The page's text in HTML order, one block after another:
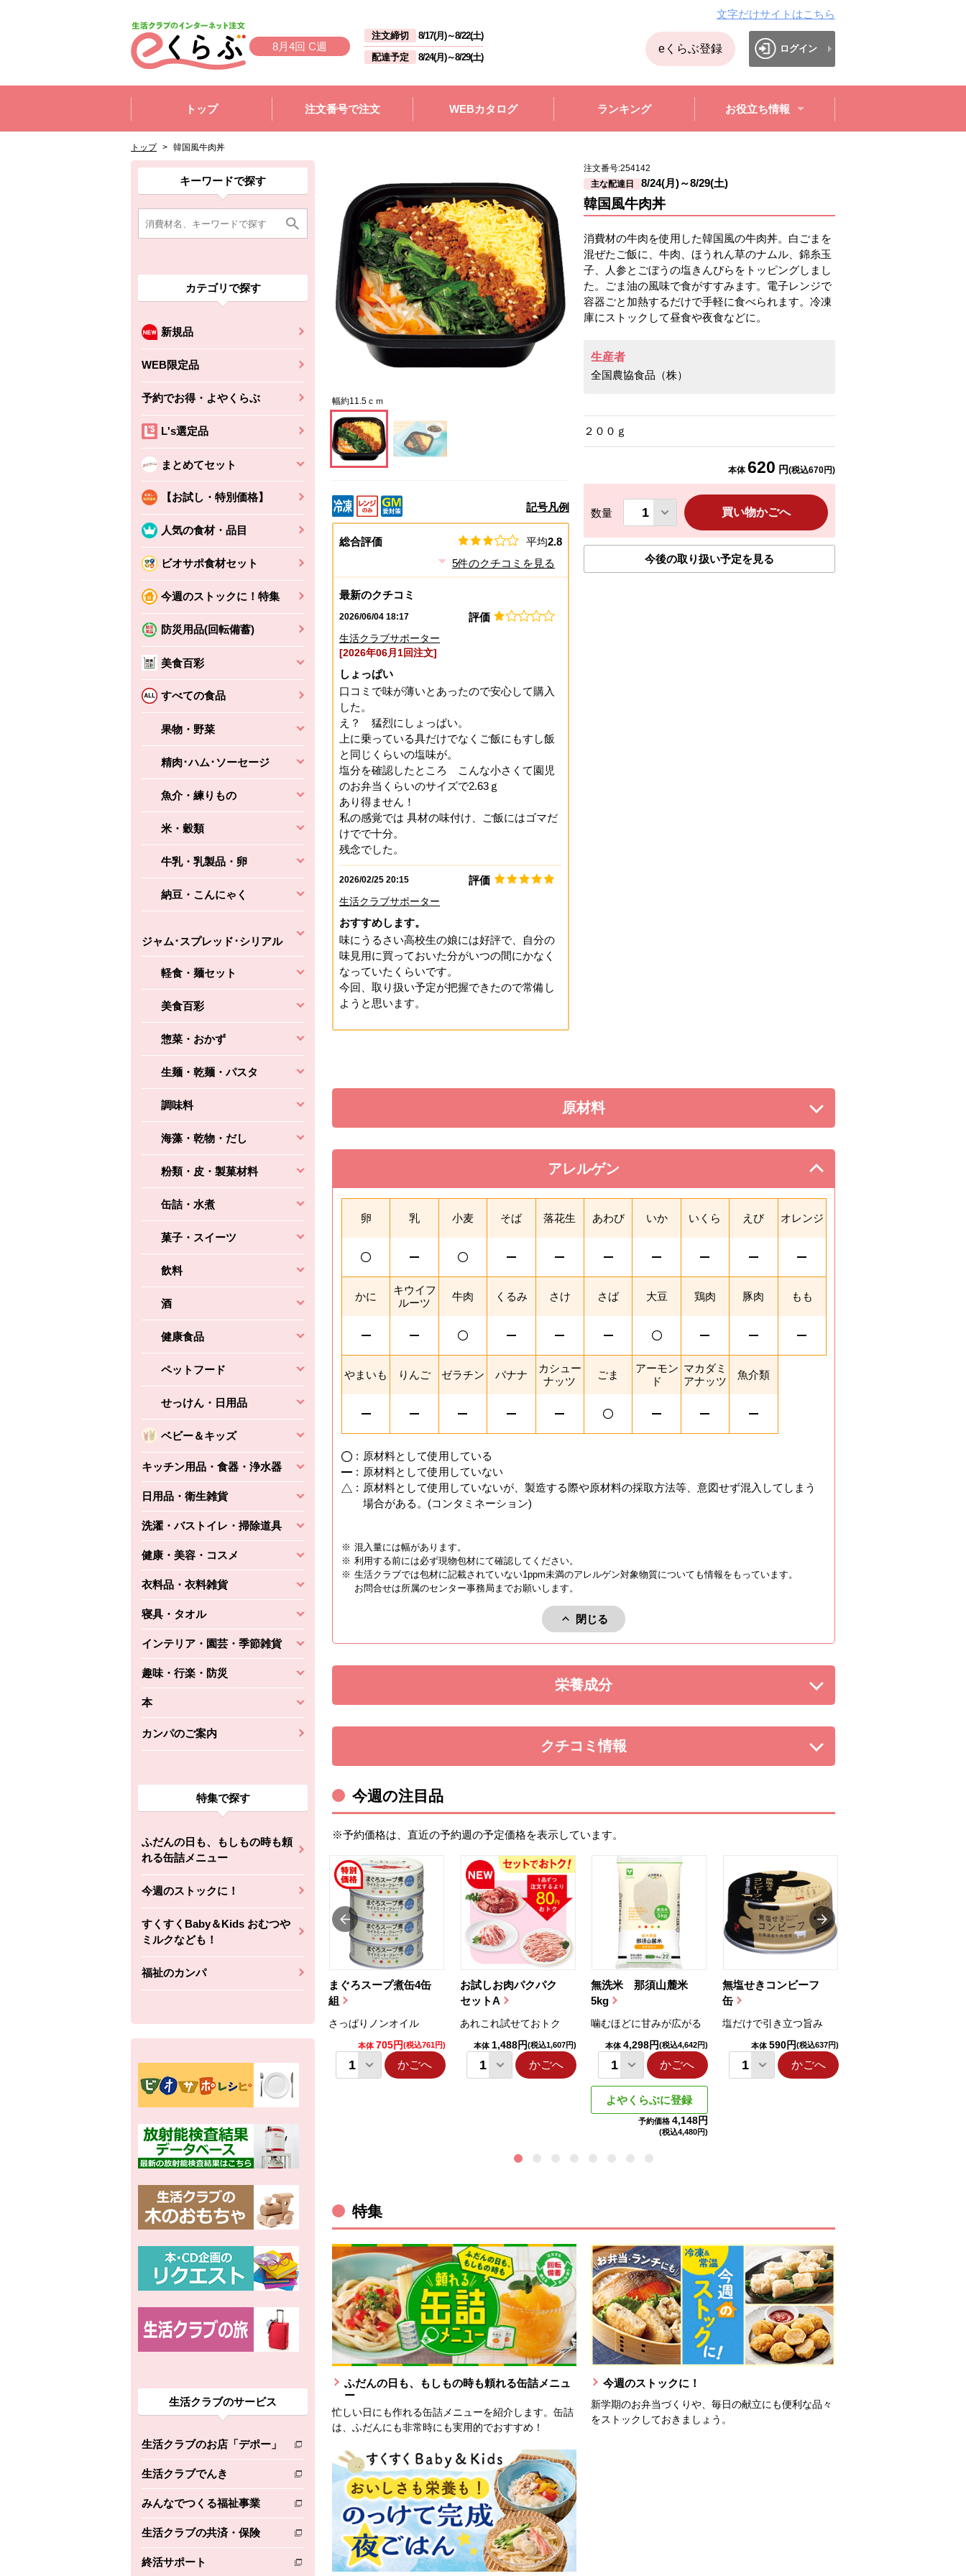
8月4回 C週
注文締切 8/17(月)～8/22(土)
配達予定
8/24(月)～8/29(土)
文字だけサイトはこちら
eくらぶ登録 ログイン
トップ
注文番号で注文 WEBカタログ ランキング お役立ち情報
トップ > 韓国風牛肉丼
ここから消費材検索メニューです。
キーワードで探す
カテゴリで探す
新規品
WEB限定品
予約でお得・よやくらぶ
L's選定品
まとめてセット
【お試し・特別価格】
人気の食材・品目
ビオサポ食材セット
今週のストックに！特集
防災用品(回転備蓄)
美食百彩
すべての食品
果物・野菜
精肉･ハム･ソーセージ
魚介・練りもの
米・穀類
牛乳・乳製品・卵
納豆・こんにゃく
ジャム･スプレッド･シリアル
軽食・麺セット
美食百彩
惣菜・おかず
生麺・乾麺・パスタ
調味料
海藻・乾物・だし
粉類・皮・製菓材料
缶詰・水煮
菓子・スイーツ
飲料
酒
健康食品
ペットフード
せっけん・日用品
ベビー＆キッズ
キッチン用品・食器・浄水器
日用品・衛生雑貨
洗濯・バストイレ・掃除道具
健康・美容・コスメ
衣料品・衣料雑貨
寝具・タオル
インテリア・園芸・季節雑貨
趣味・行楽・防災
本
カンパのご案内
特集で探す
ふだんの日も、もしもの時も頼
れる缶詰メニュー
今週のストックに！
すくすくBaby＆Kids おむつや
ミルクなども！
福祉のカンパ
消費材検索メニューここまで。
ここから本文です。
ここから組合員向けメニューです。
生活クラブのサービス
生活クラブのお店「デポー」
別のウィンドウで開きます。
生活クラブでんき
別のウィンドウで開きます。
みんなでつくる福祉事業
別のウィンドウで開きます。
生活クラブの共済・保険
別のウィンドウで開きます。
終活サポート
別のウィンドウで開きます。
組合員向けメニューここまで。
ここから本文です。 注文番号:254142
主な配達日
8/24(月)～8/29(土)
韓国風牛肉丼
消費材の牛肉を使用した韓国風の牛肉丼。白ごまを
混ぜたご飯に、牛肉、ほうれん草のナムル、錦糸玉
子、人参とごぼうの塩きんぴらをトッピングしまし
た。ごま油の風味で食がすすみます。電子レンジで
容器ごと加熱するだけで手軽に食べられます。冷凍
庫にストックして昼食や夜食などに。
生産者
全国農協食品（株）
２００ｇ
本体620 円(税込670円)
数量 買い物かごへ
今後の取り扱い予定を見る
幅約11.5ｃｍ
この画像を大きく見る
記号凡例
総合評価 平均2.8
5件のクチコミを見る
最新のクチコミ
2026/06/04 18:17 評価
生活クラブサポーター
[2026年06月1回注文]
しょっぱい
口コミで味が薄いとあったので安心して購入
した。
え？ 猛烈にしょっぱい。
上に乗っている具だけでなくご飯にもすし飯
と同じくらいの塩味が。
塩分を確認したところ こんな小さくて園児
のお弁当くらいのサイズで2.63ｇ
あり得ません！
私の感覚では 具材の味付け、ご飯にはゴマだ
けでで十分。
2026/02/25 20:15 評価
生活クラブサポーター
おすすめします。
味にうるさい高校生の娘には好評で、自分の
味見用に買っておいた分がいつの間にかなく
なっていたくらいです。
今回、取り扱い予定が把握できたので常備し
ようと思います。
原材料を展開する。
アレルゲン
を閉じる。
卵 乳 小麦 そば 落花生 あわび いか いくら えび オレンジ
かに
キウイフ
ルーツ
牛肉 くるみ さけ さば 大豆 鶏肉 豚肉 もも
やまいも りんご ゼラチン バナナ
カシュー
ナッツ
ごま
アーモン
ド
マカダミ
アナッツ
魚介類
: 原材料として使用している
: 原材料として使用していない
: 原材料として使用していないが、製造する際や原材料の採取方法等、意図せず混入してしまう
場合がある。(コンタミネーション)
※ 混入量には幅があります。
※ 利用する前には必ず現物包材にて確認してください。
※ 生活クラブでは包材に記載されていない1ppm未満のアレルゲン対象物質についても情報をもっています。
お問合せは所属のセンター事務局までお願いします。
閉じる
アレルゲンを閉じる。
栄養成分を展開する。
クチコミ情報
を展開する。
今週の注目品
※予約価格は、直近の予約週の予定価格を表示しています。
まぐろスープ煮缶4缶
組
さっぱりノンオイル
本体 705円(税込761円)
かごへ
お試しお肉パクパク
セットA
あれこれ試せておトク
本体 1,488円(税込1,607円)
かごへ
無洗米 那須山麓米
5kg
噛むほどに甘みが広がる
本体 4,298円(税込4,642円)
かごへ
よやくらぶに登録
予約価格 4,148円
(税込4,480円)
無塩せきコンビーフ
缶
塩だけで引き立つ旨み
本体 590円(税込637円)
かごへ
えびの風味がぶわっ！
かごへ
特集
ふだんの日も、もしもの時も頼れる缶詰メニュ
ー
忙しい日にも作れる缶詰メニューを紹介します。缶詰
は、ふだんにも非常時にも実用的でおすすめ！
今週のストックに！
新学期のお弁当づくりや、毎日の献立にも便利な品々
をストックしておきましょう。